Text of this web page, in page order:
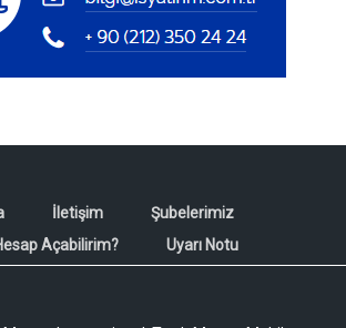
İletişim
Şubelerimiz
Açabilirim?
Uyarı Notu